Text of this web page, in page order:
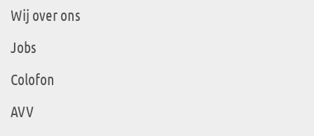
Wij over ons
Jobs
Colofon
AVV